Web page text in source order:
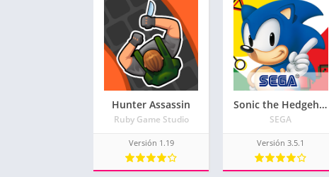
Hunter Assassin
Ruby Game Studio
Versión 1.19
Sonic the Hedgehog™ Classic
SEGA
Versión 3.5.1